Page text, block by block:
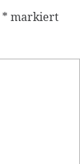
* markiert